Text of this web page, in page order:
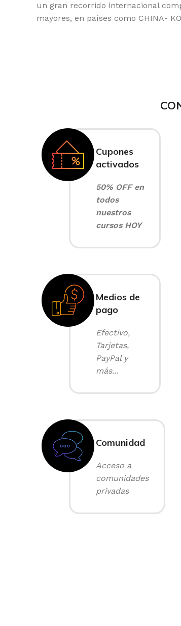
un gran recorrido internacional
mayores, en países como CHINA-
Cupones
activados
50% OFF en
todos
nuestros
cursos HOY
Medios de
pago
Efectivo,
Tarjetas,
PayPal y
más...
Comunidad
Acceso a
comunidades
privadas